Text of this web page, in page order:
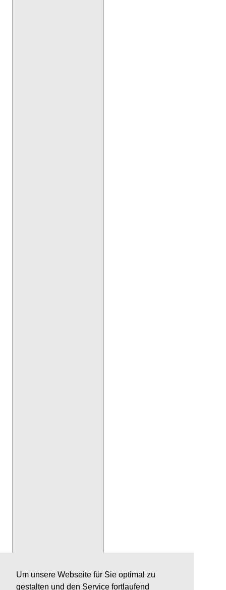
Um unsere Webseite für Sie optimal zu
gestalten und den Service fortlaufend